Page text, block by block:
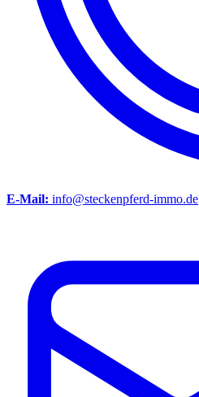
E-Mail: info@steckenpferd-immo.de